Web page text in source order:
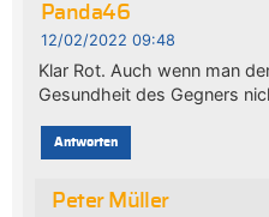
Panda46
12/02/2022 09:48
Klar Rot. Auch wenn man
Gesundheit des Gegners
Antworten
Peter Müller